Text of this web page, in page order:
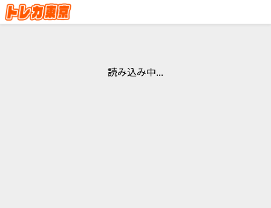
読み込み中...